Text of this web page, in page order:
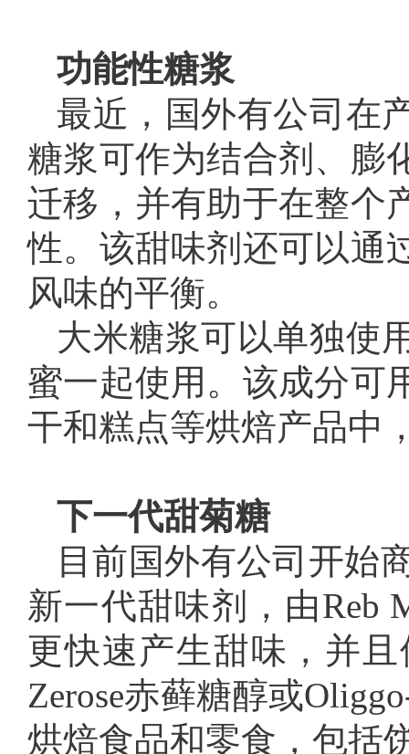
功能性糖浆
最近，国外有公司在
糖浆可作为结合剂、膨
迁移，并有助于在整个
性。该甜味剂还可以通
风味的平衡。
大米糖浆可以单独使
蜜一起使用。该成分可
干和糕点等烘焙产品中
下一代甜菊糖
目前国外有公司开始
新一代甜味剂，由Reb
更快速产生甜味，并且
Zerose赤藓糖醇或
烘焙食品和零食，包括